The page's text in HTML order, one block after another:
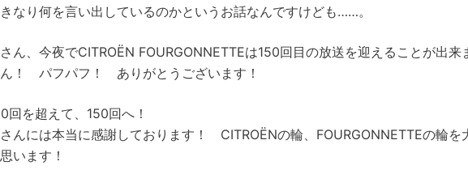
なり何を言い出しているのかというお話なんですけども……。
ん、今夜でCITROËN FOURGONNETTEは150回目の放送を迎えることが出
！ パフパフ！ ありがとうございます！
回を超えて、150回へ！
んには本当に感謝しております！ CITROËNの輪、FOURGONNETTEの輪を
います！